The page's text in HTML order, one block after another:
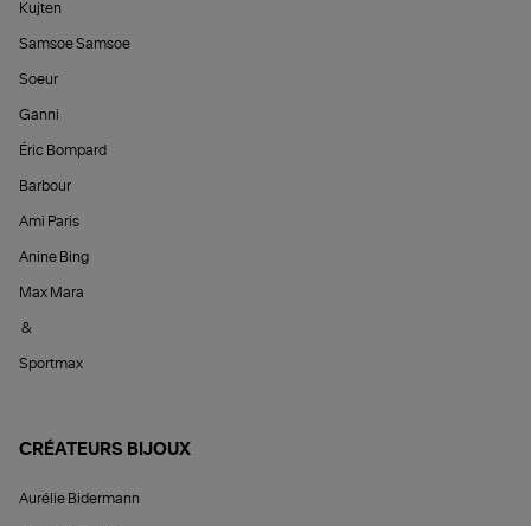
Kujten
Samsoe Samsoe
Soeur
Ganni
Éric Bompard
Barbour
Ami Paris
Anine Bing
Max Mara
&
Sportmax
CRÉATEURS BIJOUX
Aurélie Bidermann